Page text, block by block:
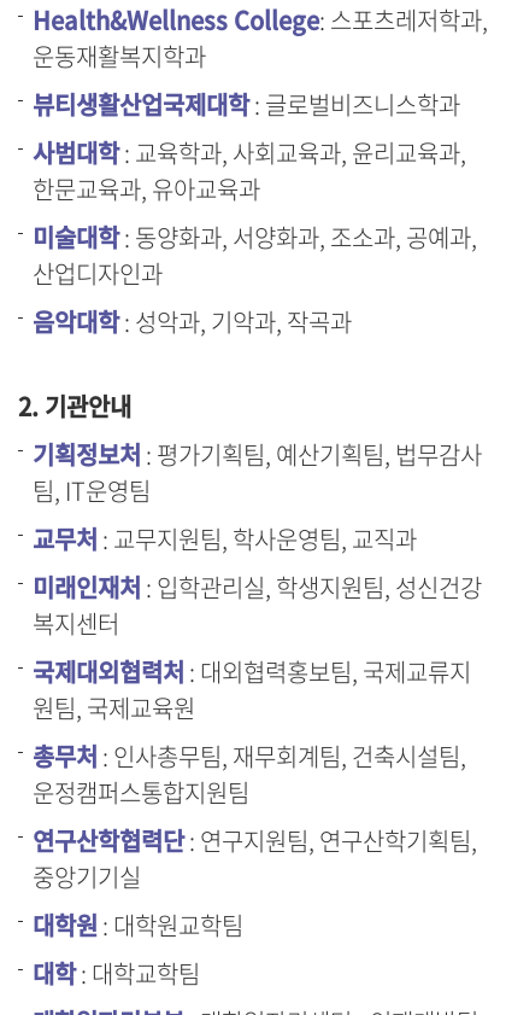
Health&Wellness College: 스포츠레저학과,
운동재활복지학과
뷰티생활산업국제대학: 글로벌비즈니스학과
사범대학: 교육학과, 사회교육과, 윤리교육과,
한문교육과, 유아교육과
미술대학: 동양화과, 서양화과, 조소과, 공예과,
산업디자인과
음악대학: 성악과, 기악과, 작곡과
2. 기관안내
기획정보처 : 평가기획팀, 예산기획팀, 법무감사
팀, IT운영팀
교무처 : 교무지원팀, 학사운영팀, 교직과
미래인재처 : 입학관리실, 학생지원팀, 성신건강
복지센터
국제대외협력처 : 대외협력홍보팀, 국제교류지
원팀, 국제교육원
총무처 : 인사총무팀, 재무회계팀, 건축시설팀,
운정캠퍼스통합지원팀
연구산학협력단: 연구지원팀, 연구산학기획팀,
중앙기기실
대학원 : 대학원교학팀
대학: 대학교학팀